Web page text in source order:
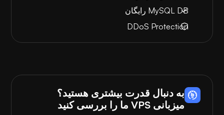
MySQL DB رایگان
DDoS Protection
به دنبال قدرت بیشتری هستید؟
میزبانی VPS ما را بررسی کنید